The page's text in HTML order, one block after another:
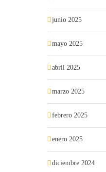
junio 2025
mayo 2025
abril 2025
marzo 2025
febrero 2025
enero 2025
diciembre 2024